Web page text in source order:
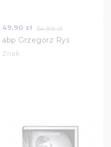
49,90 zł 54,99 zł
abp Grzegorz Ryś
Znak